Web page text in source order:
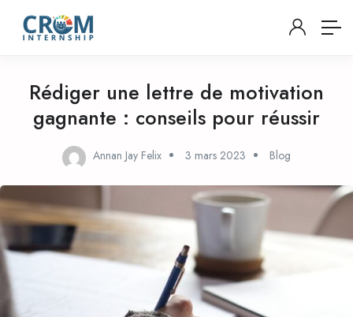
Rédiger une lettre de motivation
gagnante : conseils pour réussir
Annan Jay Felix 3 mars 2023 Blog